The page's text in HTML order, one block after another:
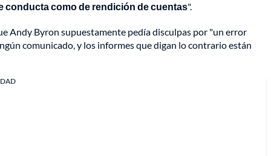
conducta como de rendición de cuentas".
Andy Byron supuestamente pedía disculpas por "un error
comunicado, y los informes que digan lo contrario están